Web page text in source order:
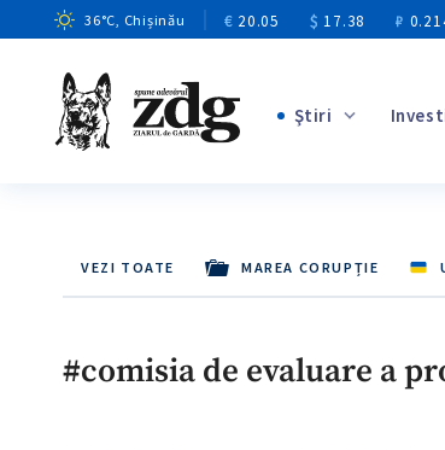
36°C, Chișinău € 20.05 $ 17.38 ₽
Ştiri
VEZI TOATE MAREA CORUPȚIE
#comisia de evaluare a